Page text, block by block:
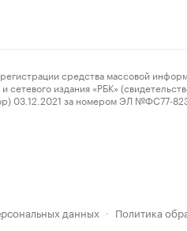
средства массовой
издания «РБК»
03.12.2021 за номером ЭЛ №ФС77-
данных · Политика